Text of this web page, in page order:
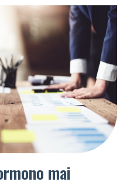
mai